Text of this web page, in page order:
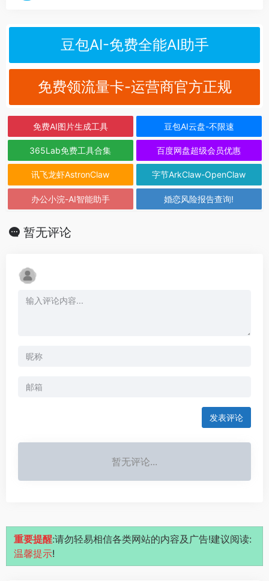
豆包AI-免费全能AI助手
免费领流量卡-运营商官方正规
免费AI图片生成工具 豆包AI云盘-不限速
365Lab免费工具合集 百度网盘超级会员优惠
讯飞龙虾AstronClaw 字节ArkClaw-OpenClaw
办公小浣-AI智能助手 婚恋风险报告查询!
暂无评论
发表评论
暂无评论...
重要提醒:请勿轻易相信各类网站的内容及广告!建议阅读:
温馨提示!